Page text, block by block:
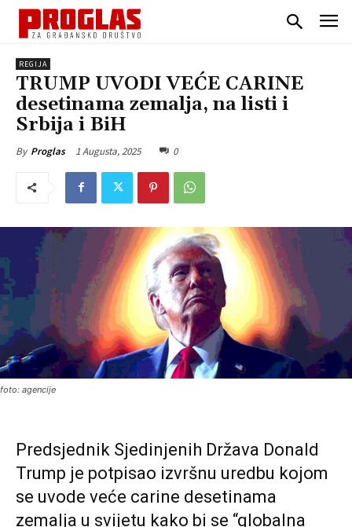
REGIJA
TRUMP UVODI VEĆE CARINE
desetinama zemalja, na listi i
Srbija i BiH
By Proglas 1 Augusta, 2025 0
foto: agencije
Predsjednik Sjedinjenih Država Donald
Trump je potpisao izvršnu uredbu kojom
se uvode veće carine desetinama
zemalja u svijetu kako bi se “globalna